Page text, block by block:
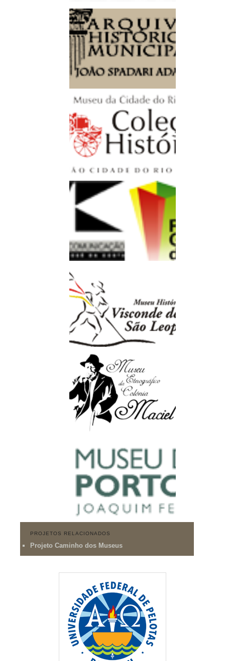
PROJETOS RELACIONADOS
Projeto Caminho dos Museus